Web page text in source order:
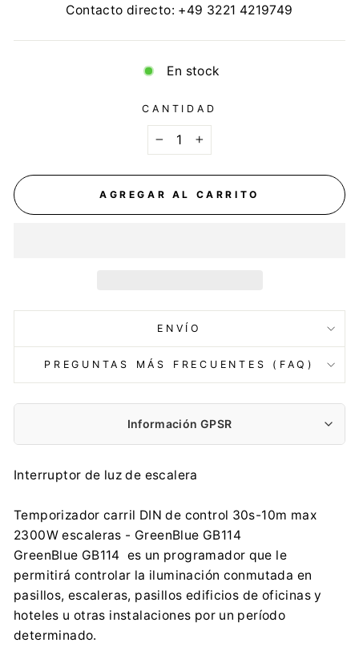
Contacto directo: +49 3221 4219749
En stock
CANTIDAD
+
AGREGAR AL CARRITO
ENVÍO
PREGUNTAS MÁS FRECUENTES (FAQ)
Información GPSR
Fabricante:
Centrumelektroniki.EU Sp. z o.o.
contact@centrumelektroniki.pl
+48 32 284 72 22
Importador:
Centrumelektroniki.EU Sp. z o.o.
Korfantego 7, 42-600 Tarnowskie Góry
contact@centrumelektroniki.pl
Interruptor de luz de escalera
Temporizador carril DIN de control 30s-10m max
2300W escaleras - GreenBlue GB114
GreenBlue GB114 es un programador que le
permitirá controlar la iluminación conmutada en
pasillos, escaleras, pasillos edificios de oficinas y
hoteles u otras instalaciones por un período
determinado.